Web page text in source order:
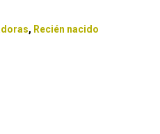
, Recién nacido